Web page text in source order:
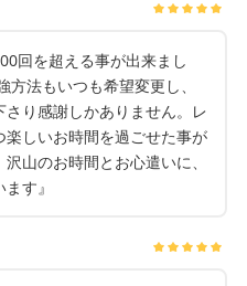
回を超える事が出来まし
法もいつも希望変更し、
り感謝しかありません。レ
しいお時間を過ごせた事が
山のお時間とお心遣いに、
す』